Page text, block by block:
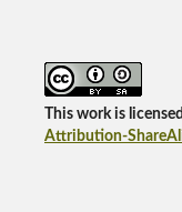
This work is
Attribution-